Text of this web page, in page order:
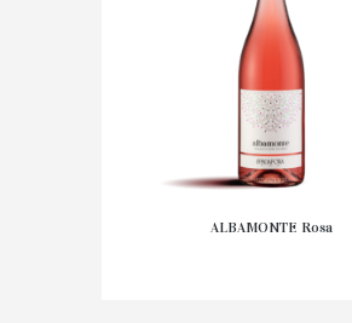
AGGIUNGI AL
CARRELLO
ALBAMONTE Rosa